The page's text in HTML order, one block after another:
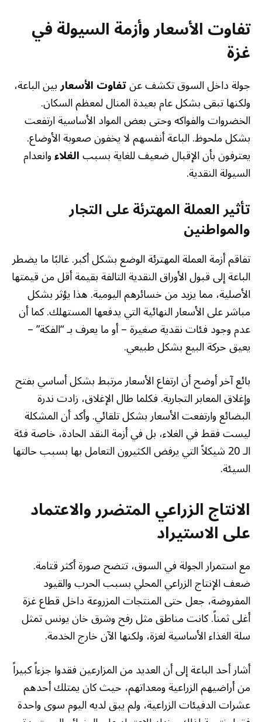
تفاوت الأسعار وأزمة السيولة في
غزة
جولة داخل السوق تكشف عنتفاوت الأسعاربين الباعة،
ولكنها تبقى بشكل عام بعيدة المنال لمعظم السكان.
الخضروات والفواكه وحتى بعض المواد الأساسية ارتفعت
بشكل ملحوظ. الباعة أنفسهم لا يخفون صعوبة الأوضاع.
يعترفون بأن الإقبال ضعيف للغاية بسببالغلاءوانعدام
السيولة النقدية.
تأثير العملة المهترئة على التجار
والمواطنين
تفاقم أزمة العملة المهترئة الوضع بشكل أكبر. غالبًا ما يضطر
الباعة إلى قبول الأوراق النقدية التالفة بقيمة أقل من قيمتها
الأصلية، مما يزيد من خسائرهم اليومية. هذا يؤثر بشكل
مباشر على الأسعار النهائية التي يدفعها المستهلك. كما أن
عدم وجود فئات نقدية صغيرة – أو ما يعرف بـ “الفكة” –
يعيق حركة البيع بشكل طبيعي.
بائع آخر أوضح أن ارتفاع الأسعار مرتبط بشكل أساسي بفتح
وإغلاق المعابر التجارية. فكلما طال الإغلاق، زادت ندرة
البضائع وارتفعت الأسعار بشكل تلقائي. وأكد أن المشكلة
ليست فقط في الغلاء، بل في أزمة النقد الحادة، خاصة فئة
الـ 20 شيكلاً التي يرفض الكثيرون التعامل بها بسبب حالتها
السيئة.
الانتاج الزراعي المتضرر والاعتماد
على الاستيراد
مع استمرار الجولة في السوق، تتضح صورة أكثر قتامة.
ضعف الإنتاج الزراعي المحلي بسبب الحرب والقيود
المفروضة، جعل حتى المنتجات المزروعة داخل قطاع غزة
أغلى ثمناً. كانت مناطق مثل رفح وشرق خان يونس تمثل
سلة الغذاء الأساسية لغزة، ولكنها الآن خارج الخدمة.
أشار أحد الباعة إلى أن العديد من المزارعين فقدوا جزءاً كبيراً
من أراضيهم الزراعية ومعداتهم، حيث كان يمتلك أحدهم
عشرات الدفيئات الزراعية، ولم يبق لديه اليوم سوى واحدة